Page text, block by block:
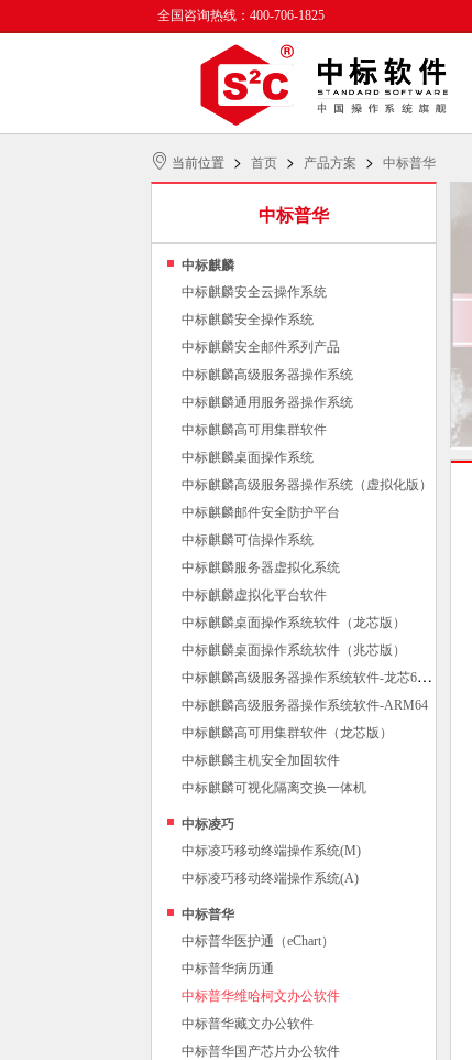
全国咨询热线：400-706-1825
当前位置 > 首页 > 产品方案 > 中标普华
中标普华
中标麒麟
中标麒麟安全云操作系统
中标麒麟安全操作系统
中标麒麟安全邮件系列产品
中标麒麟高级服务器操作系统
中标麒麟通用服务器操作系统
中标麒麟高可用集群软件
中标麒麟桌面操作系统
中标麒麟高级服务器操作系统（虚拟化版）
中标麒麟邮件安全防护平台
中标麒麟可信操作系统
中标麒麟服务器虚拟化系统
中标麒麟虚拟化平台软件
中标麒麟桌面操作系统软件（龙芯版）
中标麒麟桌面操作系统软件（兆芯版）
中
标麒麟高级服务器操作系统软件-龙芯64位
中标麒麟高级服务器操作系统软件-ARM64
中标麒麟高可用集群软件（龙芯版）
中标麒麟主机安全加固软件
中标麒麟可视化隔离交换一体机
中标凌巧
中标凌巧移动终端操作系统(M)
中标凌巧移动终端操作系统(A)
中标普华
中标普华医护通（eChart）
中标普华病历通
中标普华维哈柯文办公软件
中标普华藏文办公软件
中标普华国产芯片办公软件